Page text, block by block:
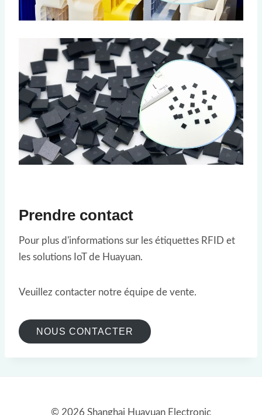
Prendre contact
Pour plus d'informations sur les étiquettes RFID et
les solutions IoT de Huayuan.
Veuillez contacter notre équipe de vente.
NOUS CONTACTER
© 2026 Shanghai Huayuan Electronic